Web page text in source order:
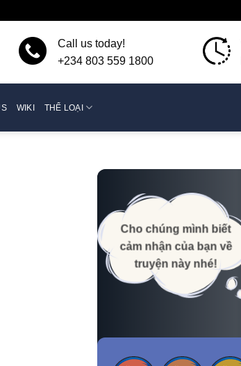
Call us today!
+234 803 559 1800
WIKI THỂ LOẠI
Cho chúng mình biết
cảm nhận của bạn về
truyện này nhé!